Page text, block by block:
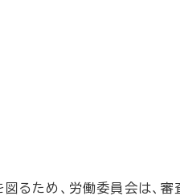
るため、労働委員会は、